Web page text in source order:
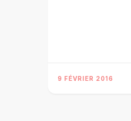
9 FÉVRIER 2016